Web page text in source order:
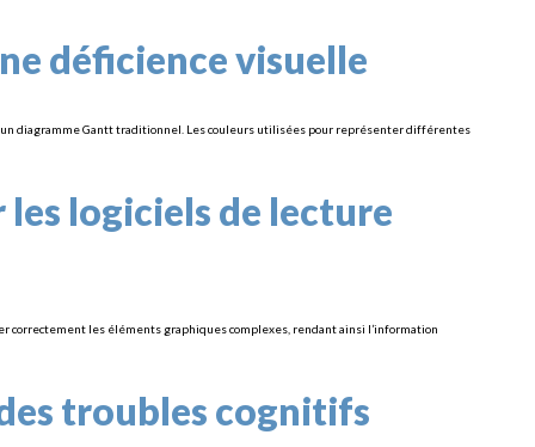
déficience visuelle
diagramme Gantt traditionnel. Les couleurs utilisées pour représenter différentes
logiciels de lecture
correctement les éléments graphiques complexes, rendant ainsi l’information
troubles cognitifs